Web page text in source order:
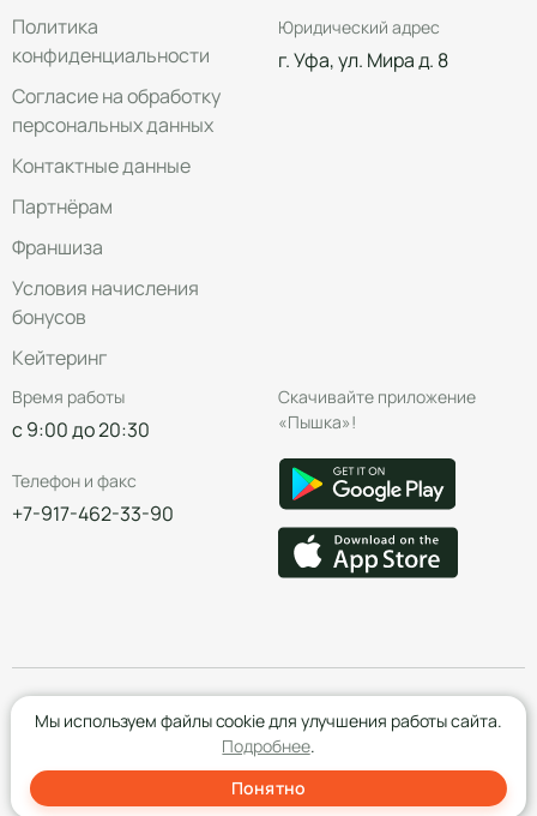
Политика
конфиденциальности
Согласие на обработку
персональных данных
Контактные данные
Партнёрам
Франшиза
Условия начисления
бонусов
Кейтеринг
Юридический адрес
г. Уфа, ул. Мира д. 8
Время работы
с 9:00 до 20:30
Телефон и факс
+7-917-462-33-90
Скачивайте приложение
«Пышка»!
Создание сайта- Red Promo
Мы используем файлы cookie для улучшения работы сайта.
Подробнее.
Понятно